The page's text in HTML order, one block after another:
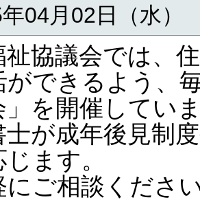
04月02日（水）
祉協議会では、
ができるよう、
」を開催してい
士が成年後見制
ます。
にご相談くださ